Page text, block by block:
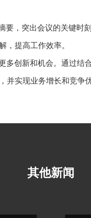
要，突出会议的关键时
，提高工作效率。
多创新和机会。通过结
并实现业务增长和竞争优
其他新闻